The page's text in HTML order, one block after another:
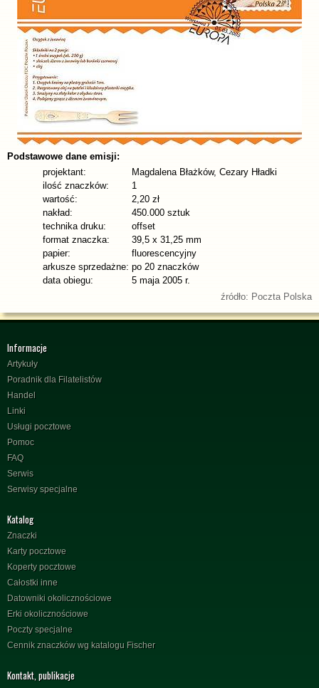
Podstawowe dane emisji:
projektant:
Magdalena Błażków, Cezary Hładki
ilość znaczków:
1
wartość:
2,20 zł
nakład:
450.000 sztuk
technika druku:
offset
format znaczka:
39,5 x 31,25 mm
papier:
fluorescencyjny
arkusze sprzedażne: po 20 znaczków
data obiegu:
5 maja 2005 r.
źródło: Poczta Polska
Informacje
Artykuły
Poradnik dla Filatelistów
Handel
Linki
Usługi pocztowe
Pomoc
FAQ
Serwis
Serwisy specjalne
Katalog
Znaczki
Karty pocztowe
Koperty pocztowe
Całostki inne
Datowniki okolicznościowe
Erki okolicznościowe
Poczty specjalne
Cennik znaczków wg katalogu Fischer
Kontakt, publikacje